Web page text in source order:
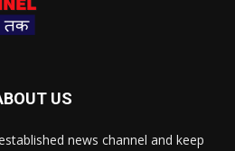
US
news channel and keep